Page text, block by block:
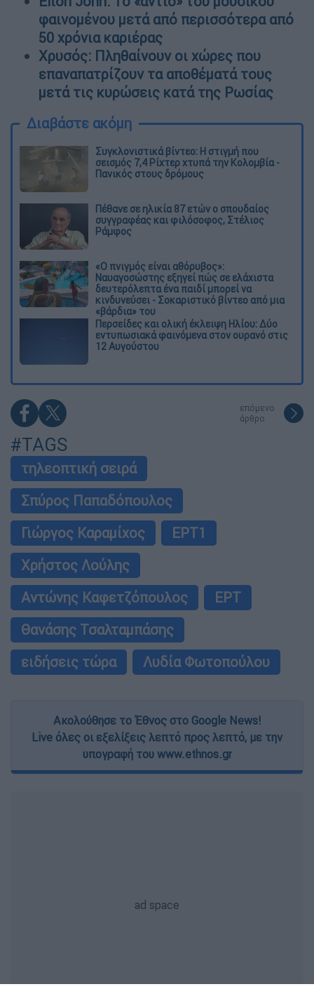
φαινομένου μετά από περισσότερα από
50 χρόνια καριέρας
Χρυσός: Πληθαίνουν οι χώρες που
επαναπατρίζουν τα αποθέματά τους
μετά τις κυρώσεις κατά της Ρωσίας
Διαβάστε ακόμη
Συγκλονιστικά βίντεο: Η στιγμή που
σεισμός 7,4 Ρίχτερ χτυπά την Κολομβία -
Πανικός στους δρόμους
Πέθανε σε ηλικία 87 ετών ο σπουδαίος
συγγραφέας και φιλόσοφος, Στέλιος
Ράμφος
«Ο πνιγμός είναι αθόρυβος»:
Ναυαγοσώστης εξηγεί πώς σε ελάχιστα
δευτερόλεπτα ένα παιδί μπορεί να
κινδυνεύσει - Σοκαριστικό βίντεο από μια
«βάρδια» του
Περσείδες και ολική έκλειψη Ηλίου: Δύο
εντυπωσιακά φαινόμενα στον ουρανό στις
12 Αυγούστου
επόμενο
άρθρο
#TAGS
τηλεοπτική σειρά
Σπύρος Παπαδόπουλος
Γιώργος Καραμίχος
ΕΡΤ1
Χρήστος Λούλης
Αντώνης Καφετζόπουλος
ΕΡΤ
Θανάσης Τσαλταμπάσης
ειδήσεις τώρα
Λυδία Φωτοπούλου
Ακολούθησε το Έθνος στο Google News!
Live όλες οι εξελίξεις λεπτό προς λεπτό, με την
υπογραφή του www.ethnos.gr